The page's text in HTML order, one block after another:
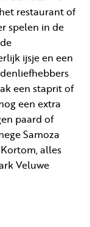
restaurant of
spelen in de
ijsje en een
een staprit of
een extra
paard of
Samoza
alles
Veluwe